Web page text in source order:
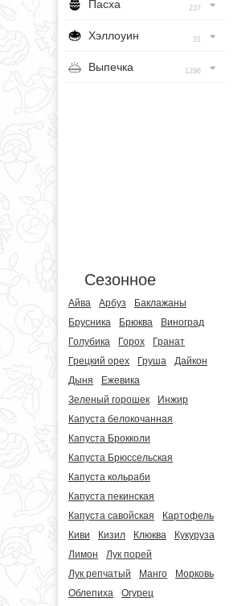
Пасха 237
Хэллоуин 31
Выпечка 1296
Сезонное
Айва Арбуз
Баклажаны
Брусника
Брюква
Виноград
Голубика
Горох
Гранат
Грецкий орех
Груша
Дайкон
Дыня
Ежевика
Зеленый горошек
Инжир
Капуста белокочанная
Капуста Брокколи
Капуста Брюссельская
Капуста кольраби
Капуста пекинская
Капуста савойская
Картофель
Киви
Кизил Клюква
Кукуруза
Лимон
Лук порей
Лук репчатый
Манго
Морковь
Облепиха
Огурец